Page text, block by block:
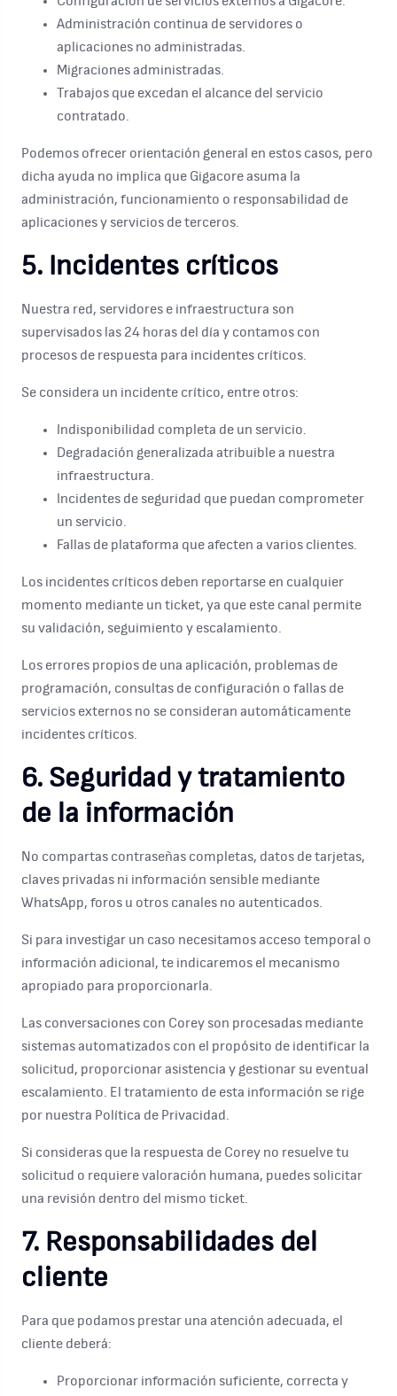
Administración continua de servidores o
aplicaciones no administradas.
Migraciones administradas.
Trabajos que excedan el alcance del servicio
contratado.
Podemos ofrecer orientación general en estos casos, pero
dicha ayuda no implica que Gigacore asuma la
administración, funcionamiento o responsabilidad de
aplicaciones y servicios de terceros.
5. Incidentes críticos
Nuestra red, servidores e infraestructura son
supervisados las 24 horas del día y contamos con
procesos de respuesta para incidentes críticos.
Se considera un incidente crítico, entre otros:
Indisponibilidad completa de un servicio.
Degradación generalizada atribuible a nuestra
infraestructura.
Incidentes de seguridad que puedan comprometer
un servicio.
Fallas de plataforma que afecten a varios clientes.
Los incidentes críticos deben reportarse en cualquier
momento mediante un ticket, ya que este canal permite
su validación, seguimiento y escalamiento.
Los errores propios de una aplicación, problemas de
programación, consultas de configuración o fallas de
servicios externos no se consideran automáticamente
incidentes críticos.
6. Seguridad y tratamiento
de la información
No compartas contraseñas completas, datos de tarjetas,
claves privadas ni información sensible mediante
WhatsApp, foros u otros canales no autenticados.
Si para investigar un caso necesitamos acceso temporal o
información adicional, te indicaremos el mecanismo
apropiado para proporcionarla.
Las conversaciones con Corey son procesadas mediante
sistemas automatizados con el propósito de identificar la
solicitud, proporcionar asistencia y gestionar su eventual
escalamiento. El tratamiento de esta información se rige
por nuestra Política de Privacidad.
Si consideras que la respuesta de Corey no resuelve tu
solicitud o requiere valoración humana, puedes solicitar
una revisión dentro del mismo ticket.
7. Responsabilidades del
cliente
Para que podamos prestar una atención adecuada, el
cliente deberá:
Proporcionar información suficiente, correcta y